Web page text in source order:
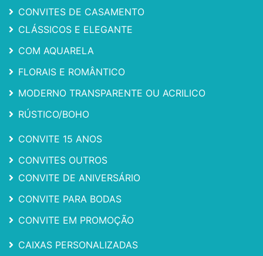
CONVITES DE CASAMENTO
CLÁSSICOS E ELEGANTE
COM AQUARELA
FLORAIS E ROMÂNTICO
MODERNO TRANSPARENTE OU ACRILICO
RÚSTICO/BOHO
CONVITE 15 ANOS
CONVITES OUTROS
CONVITE DE ANIVERSÁRIO
CONVITE PARA BODAS
CONVITE EM PROMOÇÃO
CAIXAS PERSONALIZADAS